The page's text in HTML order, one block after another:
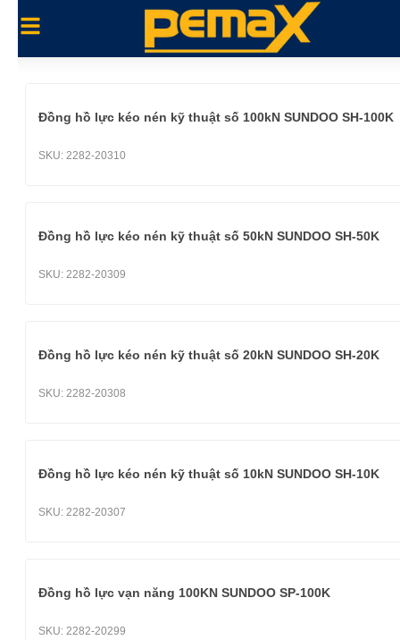
Đồng hồ lực kéo nén kỹ thuật số 100kN SUNDOO SH-100K
SKU: 2282-20310
Đồng hồ lực kéo nén kỹ thuật số 50kN SUNDOO SH-50K
SKU: 2282-20309
Đồng hồ lực kéo nén kỹ thuật số 20kN SUNDOO SH-20K
SKU: 2282-20308
Đồng hồ lực kéo nén kỹ thuật số 10kN SUNDOO SH-10K
SKU: 2282-20307
Đồng hồ lực vạn năng 100KN SUNDOO SP-100K
SKU: 2282-20299